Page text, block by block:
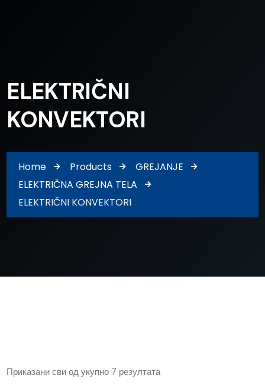
ELEKTRIČNI
KONVEKTORI
Home Products
GREJANJE
ELEKTRIČNA GREJNA TELA
ELEKTRIČNI KONVEKTORI
Приказани сви од укупно 7 резултата